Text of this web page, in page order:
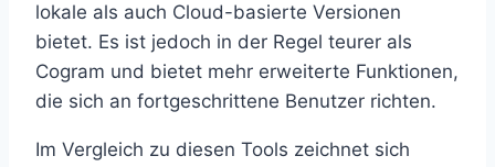
lokale als auch Cloud-basierte Versionen
bietet. Es ist jedoch in der Regel teurer als
Cogram und bietet mehr erweiterte Funktionen,
die sich an fortgeschrittene Benutzer richten.
Im Vergleich zu diesen Tools zeichnet sich